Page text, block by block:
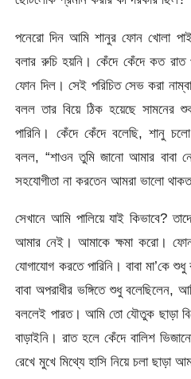
পনেরো দিন আমি শানুর ফোন খোলা
বলার রুচি হয়নি। কেঁদে কেঁদে কত
ফোন দিল। সেই পরিচিত সেভ করা
বলল তার বিয়ে ঠিক হয়েছে সামনের
পারিনি। কেঁদে কেঁদে বলেছি, শানু
বলল, “শাওন তুমি জানো আমার বাবা
সহযোগীতা না করতেন আমরা ভালো
সেখানে আমি পালিয়ে যাই কিভাবে?
আমার নেই। আমাকে ক্ষমা করো। ফোন
যোগাযোগ করতে পারিনি। বাবা মা’কে
বাবা অপরাধীর ভঙ্গিতে শুধু বলেছিলেন,
বললেই পারত। আমি তো যৌতুক ছাড়া
বাড়াইনি। রাত হলে কেঁদে বালিশ
রেখে মুখে মিথ্যে হাসি নিয়ে চলা ছাড়া